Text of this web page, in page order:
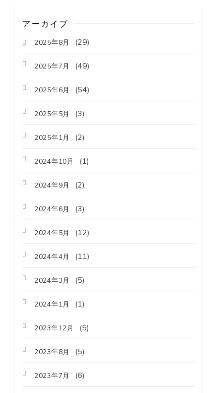
アーカイブ
2025年8月 (29)
2025年7月 (49)
2025年6月 (54)
2025年5月 (3)
2025年1月 (2)
2024年10月 (1)
2024年9月 (2)
2024年6月 (3)
2024年5月 (12)
2024年4月 (11)
2024年3月 (5)
2024年1月 (1)
2023年12月 (5)
2023年8月 (5)
2023年7月 (6)